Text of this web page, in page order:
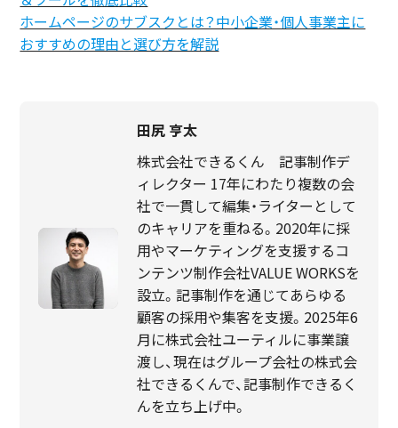
ホームページのサブスクとは？中小企業・個人事業主に
おすすめの理由と選び方を解説
田尻 亨太
株式会社できるくん 記事制作デ
ィレクター 17年にわたり複数の会
社で一貫して編集・ライターとして
のキャリアを重ねる。2020年に採
用やマーケティングを支援するコ
ンテンツ制作会社VALUE WORKSを
設立。記事制作を通じてあらゆる
顧客の採用や集客を支援。2025年6
月に株式会社ユーティルに事業譲
渡し、現在はグループ会社の株式会
社できるくんで、記事制作できるく
んを立ち上げ中。